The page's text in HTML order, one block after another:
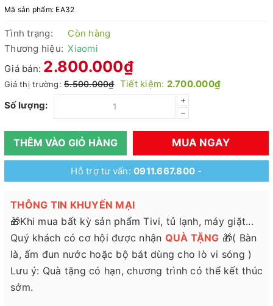
Mã sản phẩm: EA32
Tình trạng:
Còn hàng
Thương hiệu: Xiaomi
Giá bán: 2.800.000₫
Giá thị trường: 5.500.000₫ Tiết kiệm: 2.700.000₫
Số lượng:
+
–
THÊM VÀO GIỎ HÀNG MUA NGAY
Hỗ trợ tư vấn:0911.667.800 -
THÔNG TIN KHUYẾN MẠI
🎁Khi mua bất kỳ sản phẩm Tivi, tủ lạnh, máy giặt...
Quý khách có cơ hội được nhận QUÀ TẶNG 🎁( Bàn
là, ấm đun nước hoặc bộ bát dùng cho lò vi sóng )
Lưu ý: Quà tặng có hạn, chương trình có thể kết thúc
sớm.